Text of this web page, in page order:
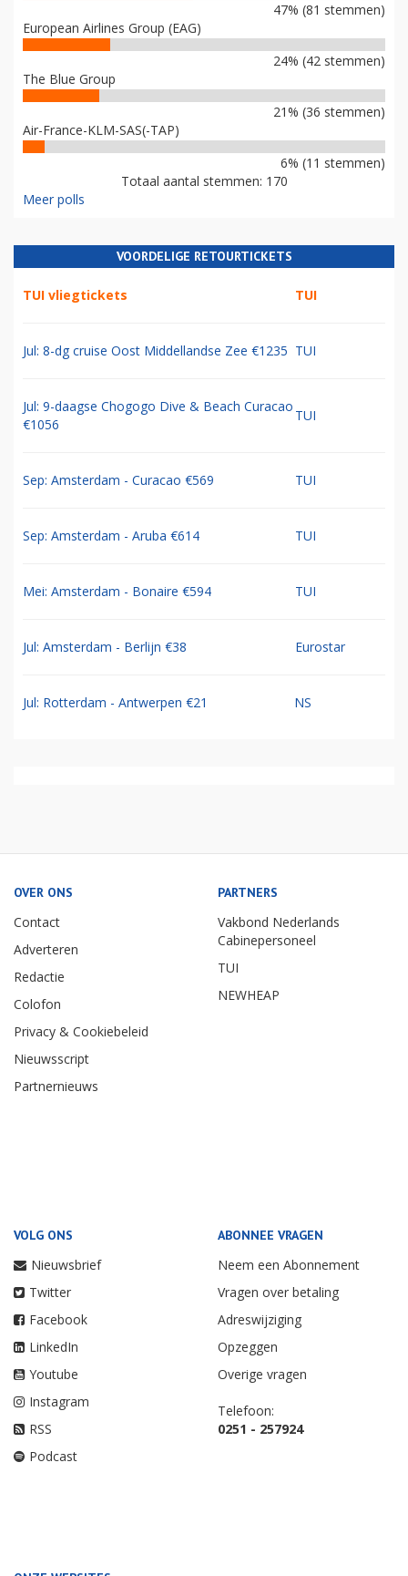
47% (81 stemmen)
European Airlines Group (EAG)
24% (42 stemmen)
The Blue Group
21% (36 stemmen)
Air-France-KLM-SAS(-TAP)
6% (11 stemmen)
Totaal aantal stemmen: 170
Meer polls
VOORDELIGE RETOURTICKETS
TUI vliegtickets TUI
Jul: 8-dg cruise Oost Middellandse Zee €1235 TUI
Jul: 9-daagse Chogogo Dive & Beach Curacao
€1056
TUI
Sep: Amsterdam - Curacao €569 TUI
Sep: Amsterdam - Aruba €614 TUI
Mei: Amsterdam - Bonaire €594 TUI
Jul: Amsterdam - Berlijn €38 Eurostar
Jul: Rotterdam - Antwerpen €21 NS
OVER ONS
Contact
Adverteren
Redactie
Colofon
Privacy & Cookiebeleid
Nieuwsscript
Partnernieuws
PARTNERS
Vakbond Nederlands
Cabinepersoneel
TUI
NEWHEAP
VOLG ONS
Nieuwsbrief
Twitter
Facebook
LinkedIn
Youtube
Instagram
RSS
Podcast
ABONNEE VRAGEN
Neem een Abonnement
Vragen over betaling
Adreswijziging
Opzeggen
Overige vragen
Telefoon:
0251 - 257924